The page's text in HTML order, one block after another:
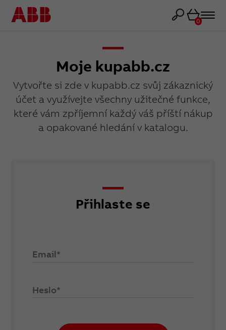
Košík
0
Moje kupabb.cz
Vytvořte si zde v kupabb.cz svůj zákaznický
účet a využívejte všechny užitečné funkce,
které vám zpříjemní každý váš příští nákup
a opakované hledání v katalogu.
Přihlaste se
Email*
Heslo*